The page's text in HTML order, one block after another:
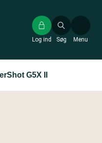
Søg
Log ind Menu
G5X II